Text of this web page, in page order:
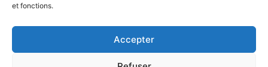
et fonctions.
Accepter
Plan du site
Accessibilité
Accès à l'information